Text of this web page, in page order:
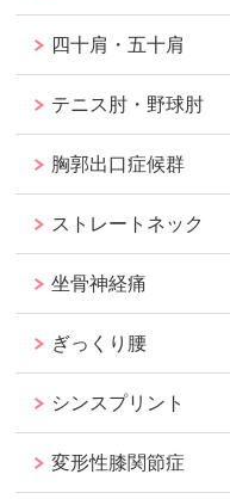
四十肩・五十肩
テニス肘・野球肘
胸郭出口症候群
ストレートネック
坐骨神経痛
ぎっくり腰
シンスプリント
変形性膝関節症